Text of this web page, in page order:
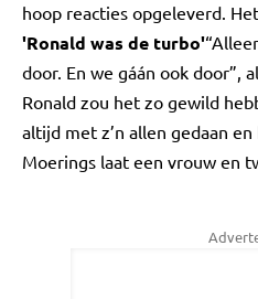
hoop reacties opgeleverd.
'Ronald was de turbo'
door. En we gáán ook door”,
Ronald zou het zo gewild
altijd met z’n allen gedaan
Moerings laat een vrouw en